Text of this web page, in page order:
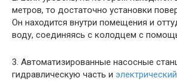
метров, то достаточно установки
Он находится внутри помещения и
воду, соединяясь с колодцем с
3. Автоматизированные насосные
гидравлическую часть и